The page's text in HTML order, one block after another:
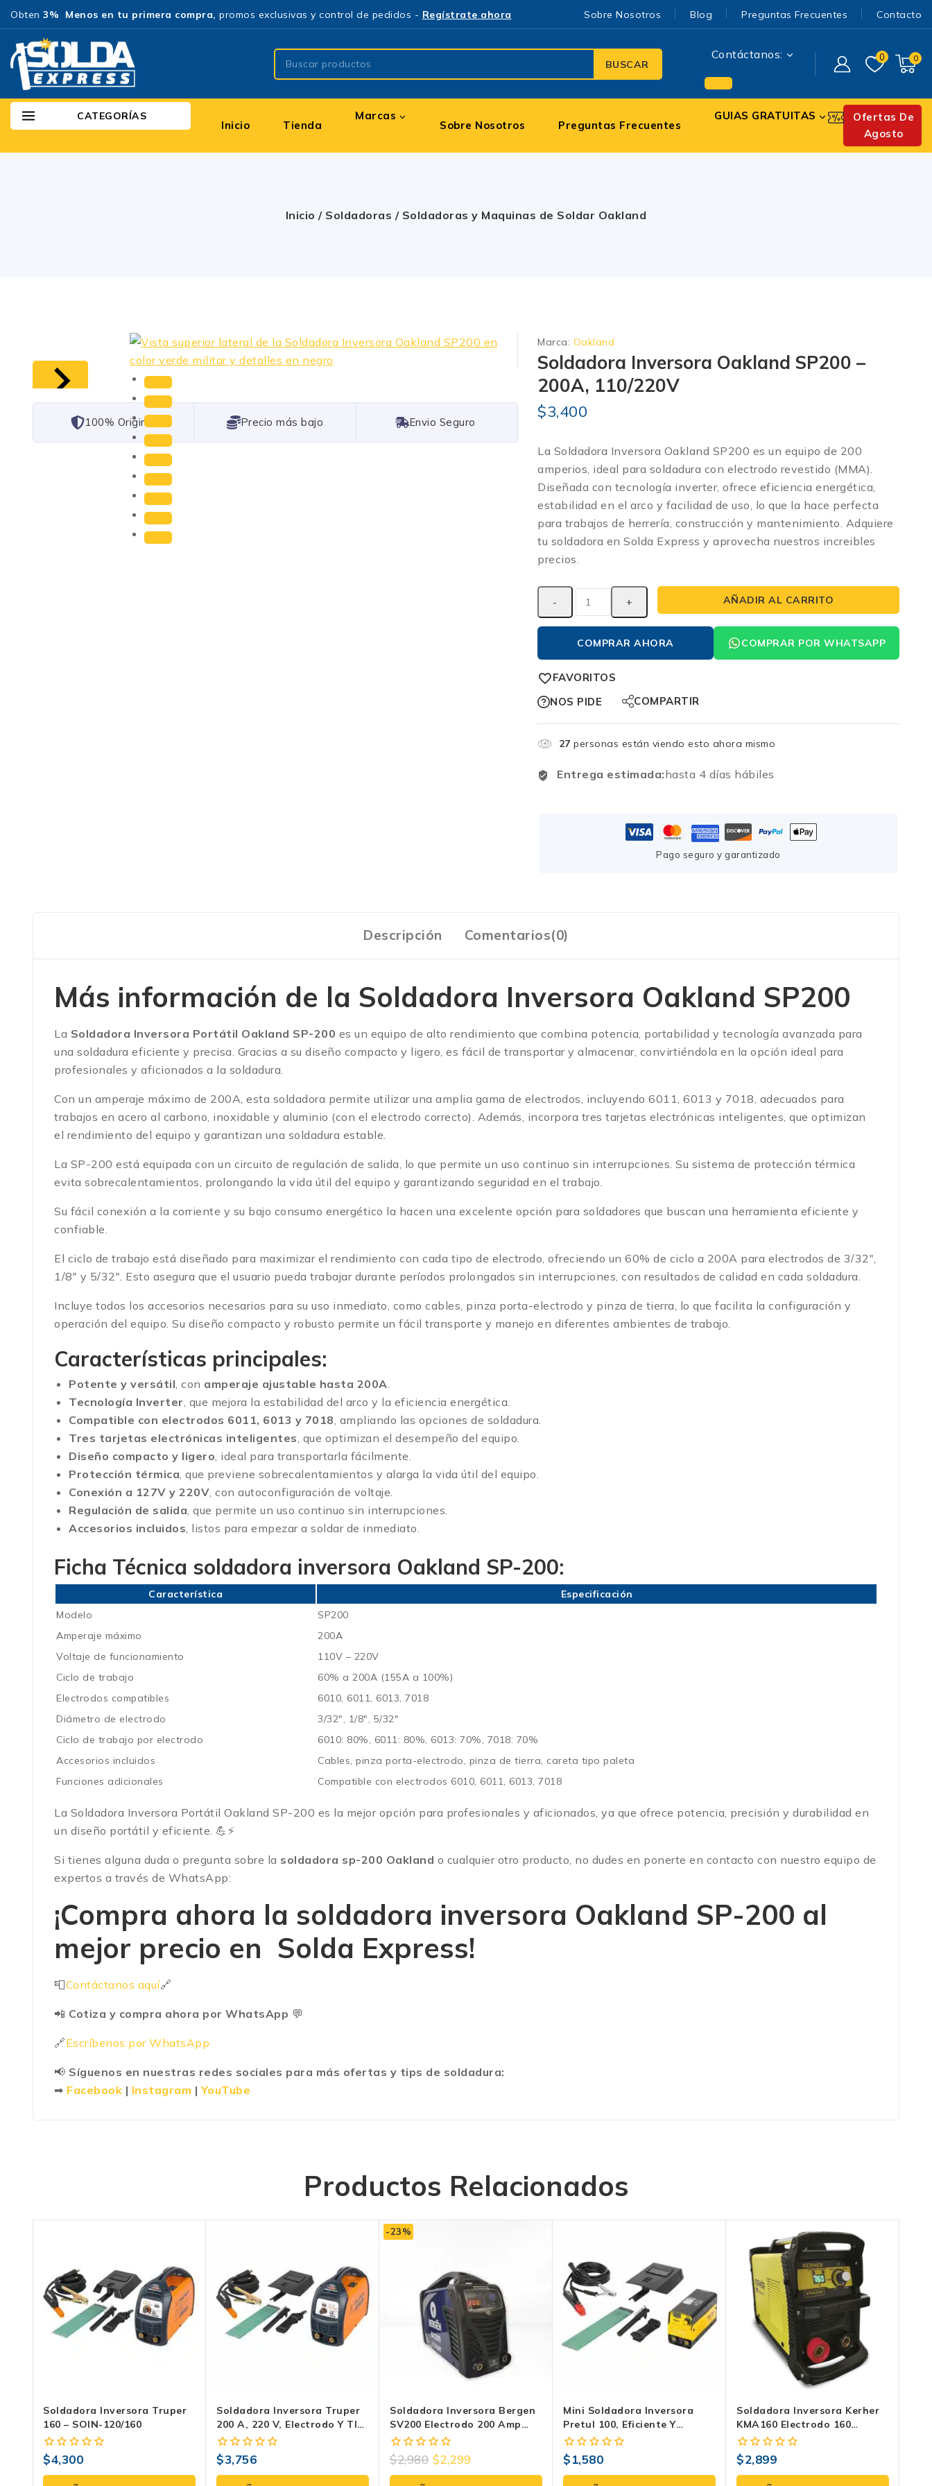
Obten 3% Menos en tu primera compra, promos exclusivas y control de pedidos - Regístrate ahora Sobre Nosotros Blog Preguntas Frecuentes Contacto
BUSCAR
Contáctanos: 0 0
CATEGORÍAS
Inicio Tienda
Marcas
Sobre Nosotros Preguntas Frecuentes
GUIAS GRATUITAS
Ofertas De
Agosto
Inicio / Soldadoras / Soldadoras y Maquinas de Soldar Oakland
101% Original Lowest Price Free Shipping
Marca: Oakland
Soldadora Inversora Oakland SP200 –
200A, 110/220V
$3,400
La Soldadora Inversora Oakland SP200 es un equipo de 200
amperios, ideal para soldadura con electrodo revestido (MMA).
Diseñada con tecnología inverter, ofrece eficiencia energética,
estabilidad en el arco y facilidad de uso, lo que la hace perfecta
para trabajos de herrería, construcción y mantenimiento. Adquiere
tu soldadora en Solda Express y aprovecha nuestros increibles
precios.
AÑADIR AL CARRITO
COMPRAR AHORA COMPRAR POR WHATSAPP
FAVORITOS
NOS PIDE
COMPARTIR
27 personas están viendo esto ahora mismo
Entrega estimada:hasta 4 días hábiles
Pago seguro y garantizado
Descripción Comentarios(0)
Más información de la Soldadora Inversora Oakland SP200
La Soldadora Inversora Portátil Oakland SP-200 es un equipo de alto rendimiento que combina potencia, portabilidad y tecnología avanzada para
una soldadura eficiente y precisa. Gracias a su diseño compacto y ligero, es fácil de transportar y almacenar, convirtiéndola en la opción ideal para
profesionales y aficionados a la soldadura.
Con un amperaje máximo de 200A, esta soldadora permite utilizar una amplia gama de electrodos, incluyendo 6011, 6013 y 7018, adecuados para
trabajos en acero al carbono, inoxidable y aluminio (con el electrodo correcto). Además, incorpora tres tarjetas electrónicas inteligentes, que optimizan
el rendimiento del equipo y garantizan una soldadura estable.
La SP-200 está equipada con un circuito de regulación de salida, lo que permite un uso continuo sin interrupciones. Su sistema de protección térmica
evita sobrecalentamientos, prolongando la vida útil del equipo y garantizando seguridad en el trabajo.
Su fácil conexión a la corriente y su bajo consumo energético la hacen una excelente opción para soldadores que buscan una herramienta eficiente y
confiable.
El ciclo de trabajo está diseñado para maximizar el rendimiento con cada tipo de electrodo, ofreciendo un 60% de ciclo a 200A para electrodos de 3/32″,
1/8″ y 5/32″. Esto asegura que el usuario pueda trabajar durante períodos prolongados sin interrupciones, con resultados de calidad en cada soldadura.
Incluye todos los accesorios necesarios para su uso inmediato, como cables, pinza porta-electrodo y pinza de tierra, lo que facilita la configuración y
operación del equipo. Su diseño compacto y robusto permite un fácil transporte y manejo en diferentes ambientes de trabajo.
Características principales:
Potente y versátil, con amperaje ajustable hasta 200A.
Tecnología Inverter, que mejora la estabilidad del arco y la eficiencia energética.
Compatible con electrodos 6011, 6013 y 7018, ampliando las opciones de soldadura.
Tres tarjetas electrónicas inteligentes, que optimizan el desempeño del equipo.
Diseño compacto y ligero, ideal para transportarla fácilmente.
Protección térmica, que previene sobrecalentamientos y alarga la vida útil del equipo.
Conexión a 127V y 220V, con autoconfiguración de voltaje.
Regulación de salida, que permite un uso continuo sin interrupciones.
Accesorios incluidos, listos para empezar a soldar de inmediato.
Ficha Técnica soldadora inversora Oakland SP-200:
Característica
Especificación
Modelo
SP200
Amperaje máximo
200A
Voltaje de funcionamiento
110V – 220V
Ciclo de trabajo
60% a 200A (155A a 100%)
Electrodos compatibles
6010, 6011, 6013, 7018
Diámetro de electrodo
3/32″, 1/8″, 5/32″
Ciclo de trabajo por electrodo
6010: 80%, 6011: 80%, 6013: 70%, 7018: 70%
Accesorios incluidos
Cables, pinza porta-electrodo, pinza de tierra, careta tipo paleta
Funciones adicionales
Compatible con electrodos 6010, 6011, 6013, 7018
La Soldadora Inversora Portátil Oakland SP-200 es la mejor opción para profesionales y aficionados, ya que ofrece potencia, precisión y durabilidad en
un diseño portátil y eficiente. 💪⚡
Si tienes alguna duda o pregunta sobre la soldadora sp-200 Oakland o cualquier otro producto, no dudes en ponerte en contacto con nuestro equipo de
expertos a través de WhatsApp:
¡Compra ahora la soldadora inversora Oakland SP-200 al
mejor precio en Solda Express!
📮Contáctanos aquí🔗
📲 Cotiza y compra ahora por WhatsApp 💬
🔗Escríbenos por WhatsApp
📢 Síguenos en nuestras redes sociales para más ofertas y tips de soldadura:
➡ Facebook | Instagram |YouTube
Productos Relacionados
Soldadora Inversora Truper
160 – SOIN-120/160
0
fuera
$4,300
Soldadora Inversora Truper
200 A, 220 V, Electrodo Y TIG
– SOIN-200
0
fuera
$3,756
-23%
Soldadora Inversora Bergen
SV200 Electrodo 200 Amp
Bivoltaje 100V 220V
0
fuera
$2,980 $2,299
Mini Soldadora Inversora
Pretul 100, Eficiente Y
Compacta 127 V – 220V –
SION-101
0
fuera
$1,580
Soldadora Inversora Kerher
KMA160 Electrodo 160
Amperes Bivoltaje 110V 220V
0
fuera
$2,899